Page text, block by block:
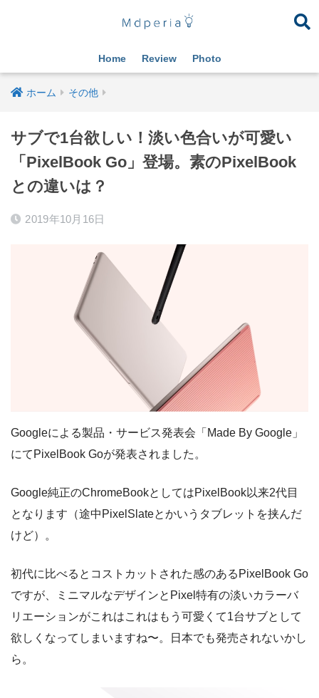
Home Review Photo
ホーム その他
サブで1台欲しい！淡い色合いが可愛い
「PixelBook Go」登場。素のPixelBook
との違いは？
2019年10月16日
Googleによる製品・サービス発表会「Made By Google」
にてPixelBook Goが発表されました。
Google純正のChromeBookとしてはPixelBook以来2代目
となります（途中PixelSlateとかいうタブレットを挟んだ
けど）。
初代に比べるとコストカットされた感のあるPixelBook Go
ですが、ミニマルなデザインとPixel特有の淡いカラーバ
リエーションがこれはこれはもう可愛くて1台サブとして
欲しくなってしまいますね〜。日本でも発売されないかし
ら。